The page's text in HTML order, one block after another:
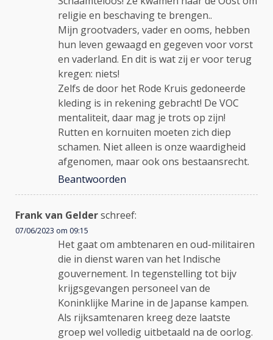
religie en beschaving te brengen..
Mijn grootvaders, vader en ooms, hebben
hun leven gewaagd en gegeven voor vorst
en vaderland. En dit is wat zij er voor terug
kregen: niets!
Zelfs de door het Rode Kruis gedoneerde
kleding is in rekening gebracht! De VOC
mentaliteit, daar mag je trots op zijn!
Rutten en kornuiten moeten zich diep
schamen. Niet alleen is onze waardigheid
afgenomen, maar ook ons bestaansrecht.
Beantwoorden
Frank van Gelderschreef:
07/06/2023 om 09:15
Het gaat om ambtenaren en oud-militairen
die in dienst waren van het Indische
gouvernement. In tegenstelling tot bijv
krijgsgevangen personeel van de
Koninklijke Marine in de Japanse kampen.
Als rijksamtenaren kreeg deze laatste
groep wel volledig uitbetaald na de oorlog.